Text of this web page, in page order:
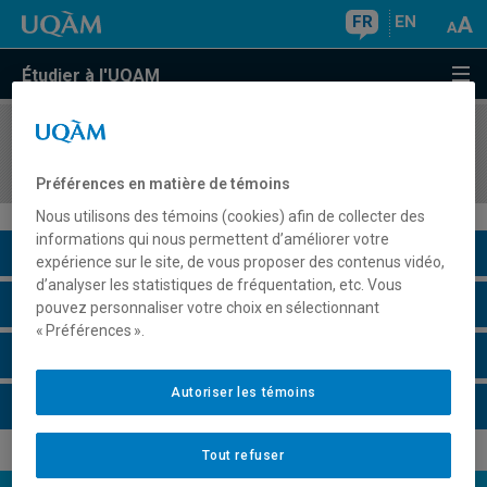
FR EN
Étudier à l'UQAM
COURS//
Description du cours
Horaire - Été 2026
Préférences en matière de témoins
Nous utilisons des témoins (cookies) afin de collecter des
informations qui nous permettent d’améliorer votre
expérience sur le site, de vous proposer des contenus vidéo,
d’analyser les statistiques de fréquentation, etc. Vous
pouvez personnaliser votre choix en sélectionnant
« Préférences ».
Tout refuser
Autoriser les témoins